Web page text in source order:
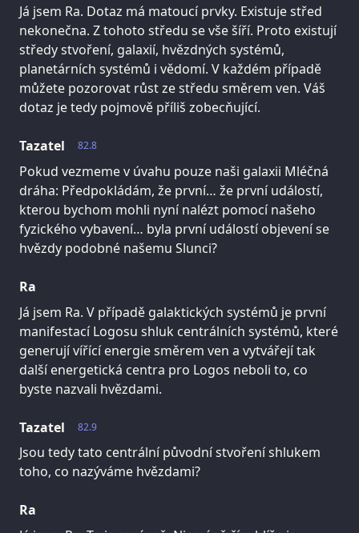
Já jsem Ra. Dotaz má matoucí prvky. Existuje střed
nekonečna. Z tohoto středu se vše šíří. Proto existují
středy stvoření, galaxií, hvězdných systémů,
planetárních systémů i vědomí. V každém případě
můžete pozorovat růst ze středu směrem ven. Váš
dotaz je tedy pojmově příliš zobecňující.
82.8
Tazatel
Pokud vezmeme v úvahu pouze naši galaxii Mléčná
dráha: Předpokládám, že první… že první událostí,
kterou bychom mohli nyní nalézt pomocí našeho
fyzického vybavení… byla první událostí objevení se
hvězdy podobné našemu Slunci?
Ra
Já jsem Ra. V případě galaktických systémů je první
manifestací Logosu shluk centrálních systémů, které
generují vířící energie směrem ven a vytvářejí tak
další energetická centra pro Logos neboli to, co
byste nazvali hvězdami.
82.9
Tazatel
Jsou tedy tato centrální původní stvoření shlukem
toho, co nazýváme hvězdami?
Ra